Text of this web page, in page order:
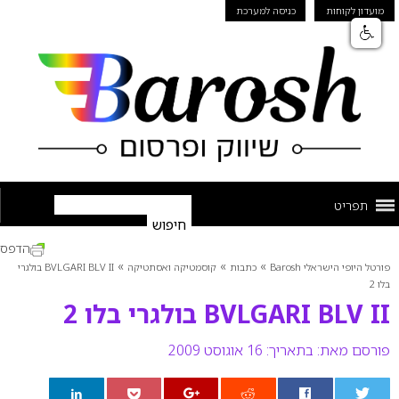
מועדון לקוחות כניסה למערכת
תפריט
פורטל היופי הישראלי Barosh » כתבות » קוסמטיקה ואסתטיקה »
BVLGARI BLV II בולגרי
בלו 2
BVLGARI BLV II בולגרי בלו 2
פורסם מאת: בתאריך: 16 אוגוסט 2009
הדפס